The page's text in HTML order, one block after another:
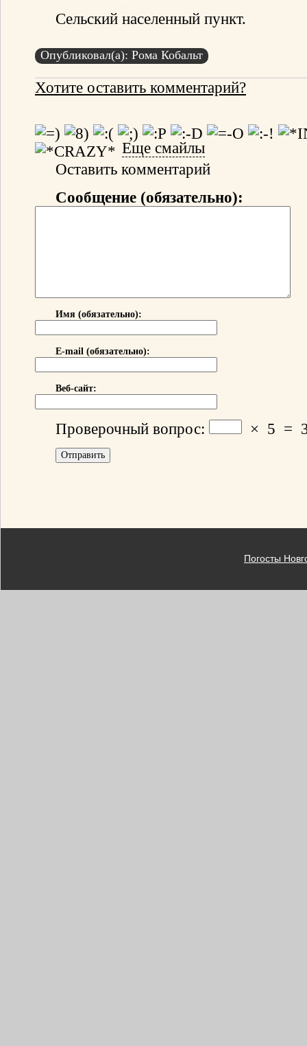
Сельский населенный пункт.
Опубликовал(а): Рома Кобальт
Хотите оставить комментарий?
Еще смайлы
Оставить комментарий
Сообщение (обязательно):
Имя (обязательно):
E-mail (обязательно):
Веб-сайт:
Проверочный вопрос: × 5 =
Погосты